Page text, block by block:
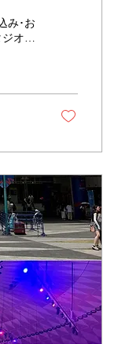
み･お
スル
ス
も
ちら
肉で
い部
安定
保つ
軽減
てい
常生
在で
面に
げる
行